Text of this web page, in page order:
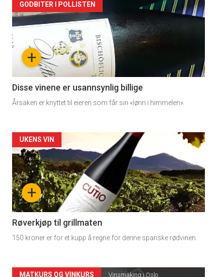
Forsiden
akkurat
nå
3
+
GODBITER I POLLISTEN
Disse vinene er usannsynlig billige
Årsaken er knyttet til eieren som får sin «lønn i himmelen».
Forsiden
akkurat
nå
-
4
+
UKENS VIN
Røverkjøp til grillmaten
150 kroner er for et kupp å regne for denne spanske rødvinen.
MATKURS OG VINKURS Vinsmaking i Oslo